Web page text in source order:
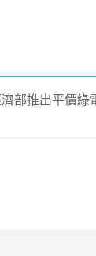
濟部推出平價